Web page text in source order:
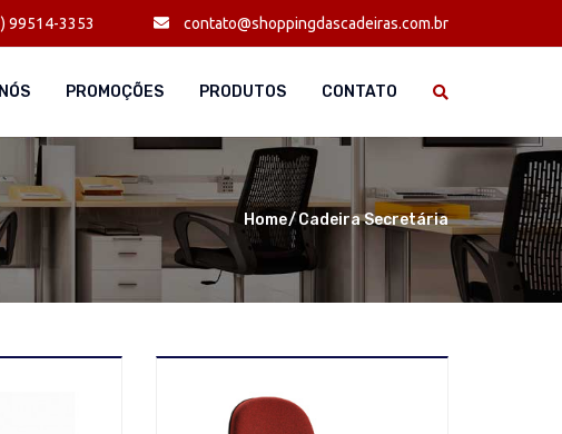
99514-3353 contato@shoppingdascadeiras.com.br
PROMOÇÕES PRODUTOS CONTATO
Home Cadeira Secretária